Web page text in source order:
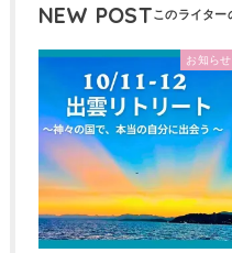
NEW POST
お知らせ